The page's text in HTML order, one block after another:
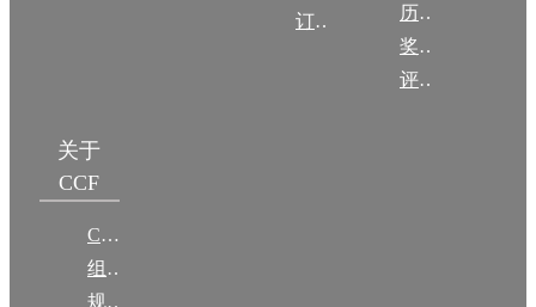
订阅《计算》
历年获奖名单
奖项推荐
评奖条例
关于
CCF
CCF简介
组织机构
规章